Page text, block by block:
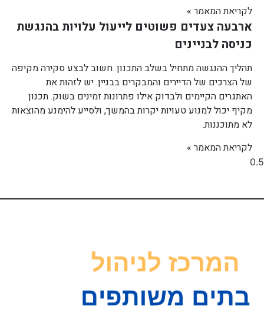
לקריאת המאמר »
ארבעה צעדים פשוטים לייעול עלויות בהנגשת
כניסה לבניינים
תהליך ההנגשה מתחיל בשלב התכנון. חשוב לבצע סקירה מקיפה
של הצרכים של הדיירים והמבקרים בבניין. יש לזהות את
האתגרים הקיימים ולבדוק אילו פתרונות זמינים בשוק. תכנון
מקיף יכול למנוע טעויות יקרות בהמשך, ולסייע להימנע מהוצאות
לא מתוכננות.
לקריאת המאמר »